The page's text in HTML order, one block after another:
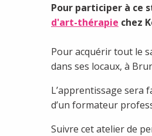
Pour participer à ce
d'art-thérapie chez
Pour acquérir tout le
dans ses locaux, à
L’apprentissage sera
d’un formateur
Suivre cet atelier de